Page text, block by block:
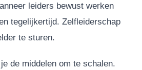
leiders bewust werken
tegelijkertijd. Zelfleiderschap
te sturen.
de middelen om te schalen.